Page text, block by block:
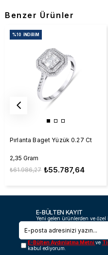
Benzer Ürünler
Pırlanta Baget Yüzük 0.27 Ct
2,35 Gram
₺55.787,64
₺61.986,27
%10 İNDIRIM
E-BÜLTEN KAYIT
Yeni gelen ürünlerden ve
E-Bülten Aydınlatma Metnive
kabul ediyorum.